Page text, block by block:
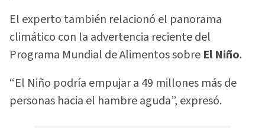
El experto también relacionó el panorama
climático con la advertencia reciente del
Programa Mundial de Alimentos sobre El Niño.
“El Niño podría empujar a 49 millones más de
personas hacia el hambre aguda”, expresó.